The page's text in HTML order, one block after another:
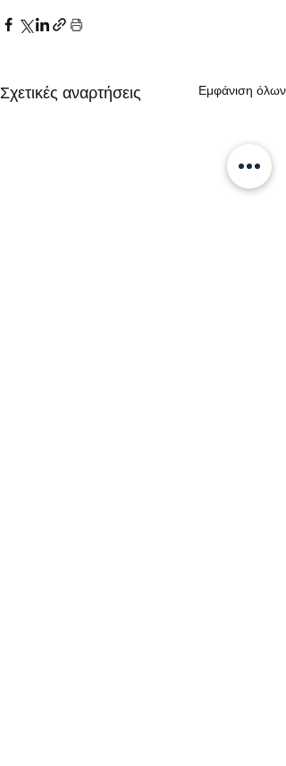
Σχετικές αναρτήσεις Εμφάνιση όλων